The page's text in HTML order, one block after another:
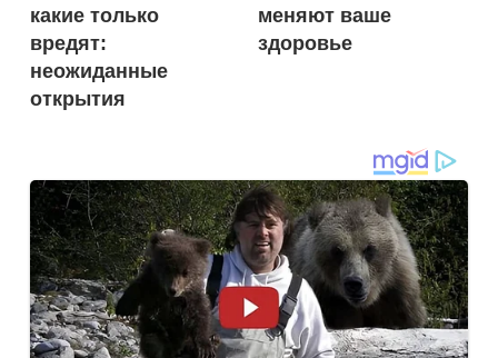
какие только
вредят:
неожиданные
открытия
меняют ваше
здоровье